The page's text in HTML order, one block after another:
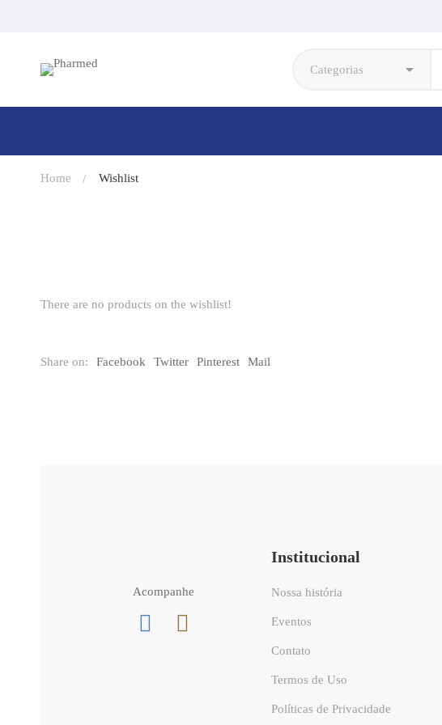
Home Wishlist
There are no products on the wishlist!
Share on: Facebook Twitter Pinterest Mail
Acompanhe
Institucional
Nossa história
Eventos
Contato
Termos de Uso
Políticas de Privacidade